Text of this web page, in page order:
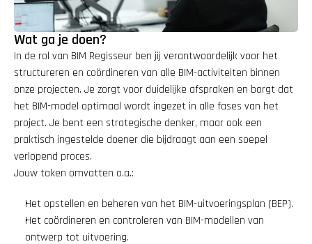
Wat ga je doen?
In de rol van BIM Regisseur ben jij verantwoordelijk voor het
structureren en coördineren van alle BIM-activiteiten binnen
onze projecten. Je zorgt voor duidelijke afspraken en borgt dat
het BIM-model optimaal wordt ingezet in alle fases van het
project. Je bent een strategische denker, maar ook een
praktisch ingestelde doener die bijdraagt aan een soepel
verlopend proces.
Jouw taken omvatten o.a.:
Het opstellen en beheren van het BIM-uitvoeringsplan (BEP).
Het coördineren en controleren van BIM-modellen van
ontwerp tot uitvoering.